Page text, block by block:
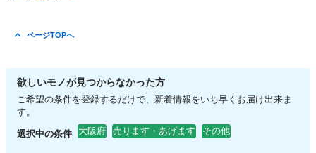
ページTOPへ
欲しいモノが見つからなかった方
ご希望の条件を登録するだけで、新着情報をいち早くお届け出来ま
す。
選択中の条件 大阪府 売ります・あげます その他